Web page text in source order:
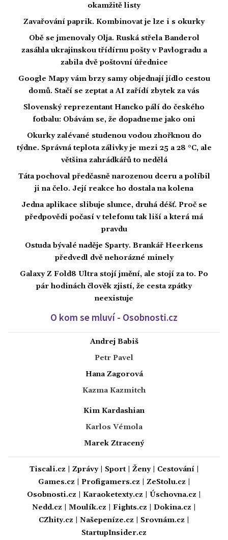
okamžitě listy
Zavařování paprik. Kombinovat je lze i s okurky
Obě se jmenovaly Olja. Ruská střela Banderol
zasáhla ukrajinskou třídírnu pošty v Pavlogradu a
zabila dvě poštovní úřednice
Google Mapy vám brzy samy objednají jídlo cestou
domů. Stačí se zeptat a AI zařídí zbytek za vás
Slovenský reprezentant Hancko pálí do českého
fotbalu: Obávám se, že dopadneme jako oni
Okurky zalévané studenou vodou zhořknou do
týdne. Správná teplota zálivky je mezi 25 a 28 °C, ale
většina zahrádkářů to nedělá
Táta pochoval předčasně narozenou dceru a políbil
ji na čelo. Její reakce ho dostala na kolena
Jedna aplikace slibuje slunce, druhá déšť. Proč se
předpovědi počasí v telefonu tak liší a která má
pravdu
Ostuda bývalé naděje Sparty. Brankář Heerkens
předvedl dvě nehorázné minely
Galaxy Z Fold8 Ultra stojí jmění, ale stojí za to. Po
pár hodinách člověk zjistí, že cesta zpátky
neexistuje
O kom se mluví - Osobnosti.cz
Andrej Babiš
Petr Pavel
Hana Zagorová
Kazma Kazmitch
Kim Kardashian
Karlos Vémola
Marek Ztracený
Tiscali.cz Zprávy| Sport| Ženy| Cestování|
Games.cz
Profigamers.cz ZeStolu.cz
Osobnosti.cz
Karaoketexty.cz Úschovna.cz
Nedd.cz
Moulík.cz Fights.cz Dokina.cz
CZhity.cz
Našepeníze.cz Srovnám.cz
StartupInsider.cz